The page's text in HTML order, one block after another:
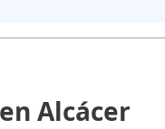
Alcácer